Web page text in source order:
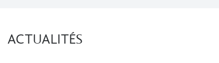
ACTUALITÉS